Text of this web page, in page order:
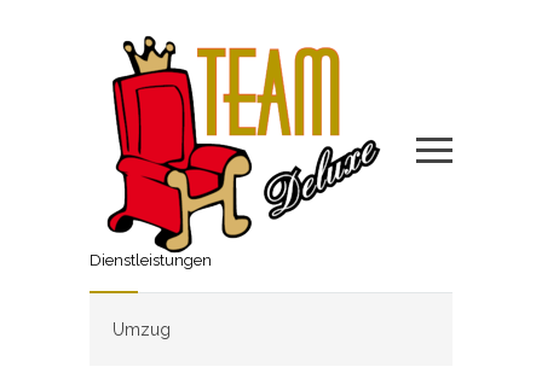
Dienstleistungen
Umzug